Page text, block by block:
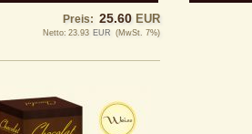
Preis: 25.60 EUR
Netto: 23.93 EUR (MwSt. 7%)